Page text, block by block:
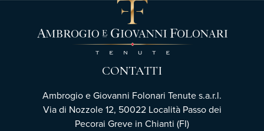
CONTATTI
Ambrogio e Giovanni Folonari Tenute s.a.r.l.
Via di Nozzole 12, 50022 Località Passo dei
Pecorai Greve in Chianti (FI)